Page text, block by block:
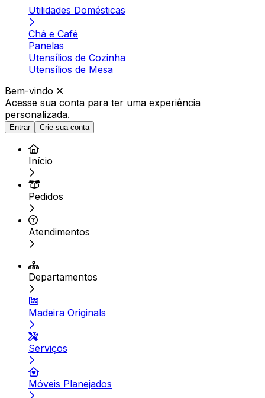
Utilidades Domésticas
Chá e Café
Panelas
Utensílios de Cozinha
Utensílios de Mesa
Bem-vindo
Acesse sua conta para ter uma experiência
personalizada.
Entrar Crie sua conta
Início
Pedidos
Atendimentos
Departamentos
Madeira Originals
Serviços
Móveis Planejados